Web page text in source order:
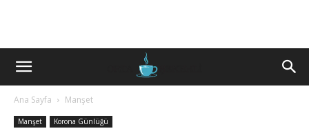
Ana Sayfa Manşet
Manşet Korona Günlüğü